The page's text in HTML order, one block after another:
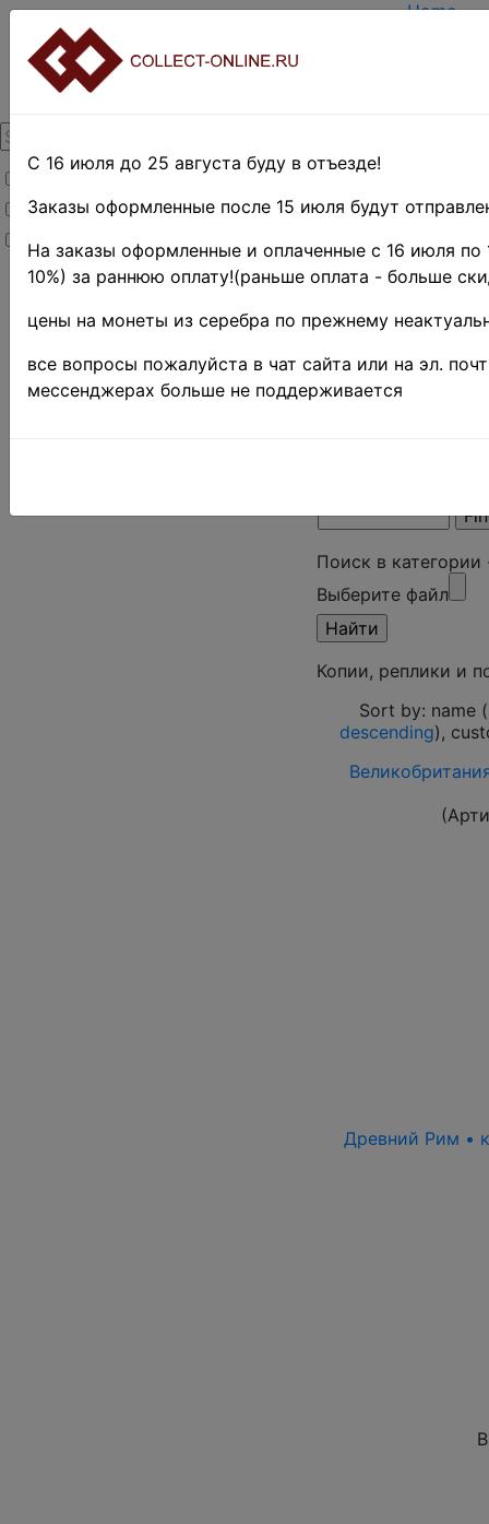
Товары со скидкой
Товары в наличии
Новинки
Home
TERMS
Home»
Coins»
Иностранные
монеты»
Копии,
Поиск в
Выберите файл
Копии, реплики и
Sort by: name (
descending),
Древний Рим •
С 16 июля до 25 августа буду в отъезде!
Заказы оформленные после 15 июля будут
На заказы оформленные и оплаченные с 16 июля по
10%) за раннюю оплату!(раньше оплата - больше
цены на монеты из серебра по прежнему
все вопросы пожалуйста в чат сайта или на эл.
мессенджерах больше не поддерживается